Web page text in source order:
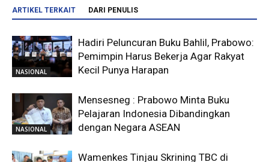
ARTIKEL TERKAIT DARI PENULIS
NASIONAL
Hadiri Peluncuran Buku Bahlil, Prabowo:
Pemimpin Harus Bekerja Agar Rakyat
Kecil Punya Harapan
NASIONAL
Mensesneg : Prabowo Minta Buku
Pelajaran Indonesia Dibandingkan
dengan Negara ASEAN
Wamenkes Tinjau Skrining TBC di